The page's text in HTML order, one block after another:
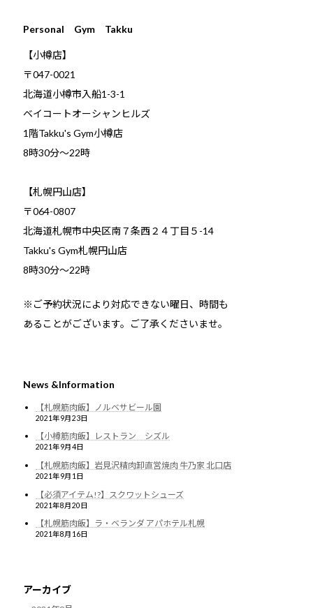
Personal Gym Takku
【小樽店】
〒047-0021
北海道小樽市入船1-3-1
ベイコートオーシャンヒルズ
1階Takku's Gym小樽店
​8時30分～22時
【札幌円山店】
〒064-0807
北海道札幌市中央区南７条西２４丁目５-14
Takku's Gym札幌円山店
8時30分～22時
※ご予約状況により対応できない曜日、時間も
あることがございます。ご了承くださいませ。
News &Information
【札幌筋肉飯】ノルベサビール園
2021年9月23日
【小樽筋肉飯】レストラン シズル
2021年9月4日
【札幌筋肉飯】岩見沢精肉卸直営焼肉 牛乃家 北口店
2021年9月1日
【必須アイテム!?】スクワットシューズ
2021年8月20日
【札幌筋肉飯】ラ・ベランダ アパホテル札幌
2021年8月16日
アーカイブ